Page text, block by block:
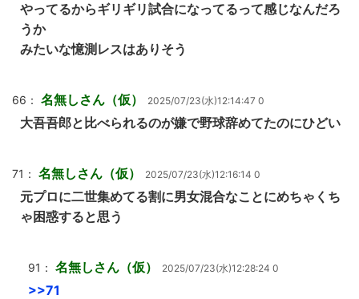
やってるからギリギリ試合になってるって感じなんだろ
うか
みたいな憶測レスはありそう
66： 名無しさん（仮） 2025/07/23(水)12:14:47 0
大吾吾郎と比べられるのが嫌で野球辞めてたのにひどい
71： 名無しさん（仮） 2025/07/23(水)12:16:14 0
元プロに二世集めてる割に男女混合なことにめちゃくち
ゃ困惑すると思う
91： 名無しさん（仮） 2025/07/23(水)12:28:24 0
>>71